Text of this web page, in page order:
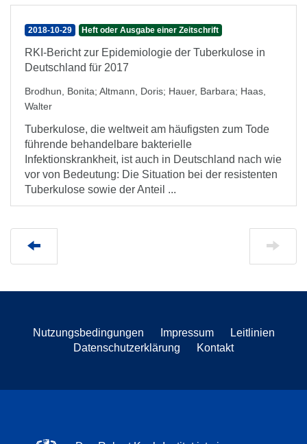
2018-10-29 Heft oder Ausgabe einer Zeitschrift
RKI-Bericht zur Epidemiologie der Tuberkulose in
Deutschland für 2017
Brodhun, Bonita; Altmann, Doris; Hauer, Barbara; Haas,
Walter
Tuberkulose, die weltweit am häufigsten zum Tode
führende behandelbare bakterielle
Infektionskrankheit, ist auch in Deutschland nach wie
vor von Bedeutung: Die Situation bei der resistenten
Tuberkulose sowie der Anteil ...
Nutzungsbedingungen Impressum
Leitlinien
Datenschutzerklärung
Kontakt